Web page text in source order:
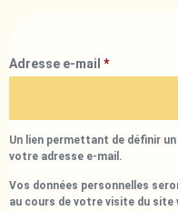
Adresse e-mail *
Un lien permettant de définir
votre adresse e-mail.
Vos données personnelles
au cours de votre visite du site